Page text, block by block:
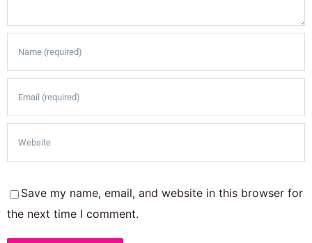
Save my name, email, and website in this browser for
the next time I comment.